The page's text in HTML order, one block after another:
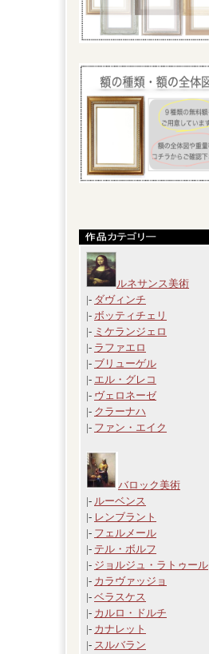
ルネサンス美術
|- ダヴィンチ
|- ボッティチェリ
|- ミケランジェロ
|- ラファエロ
|- ブリューゲル
|- エル・グレコ
|- ヴェロネーゼ
|- クラーナハ
|- ファン・エイク
バロック美術
|- ルーベンス
|- レンブラント
|- フェルメール
|- テル・ボルフ
|- ジョルジュ・ラトゥール
|- カラヴァッジョ
|- ベラスケス
|- カルロ・ドルチ
|- カナレット
|- スルバラン